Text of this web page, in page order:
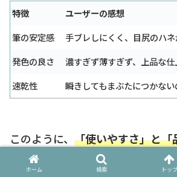
特徴
ユーザーの感想
筆の安定感
手ブレしにくく、目尻のハ
発色の良さ
濃すぎず薄すぎず、上品な仕
速乾性
瞬きしてもまぶたにつかな
このように、 「使いやすさ」と「
そが、コフレドールが長年愛され
ホーム 検索 トップ